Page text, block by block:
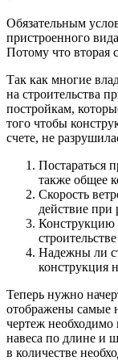
Обязательным
пристроенного
Потому что вторая
Так как многие
на строительства
постройкам,
того чтобы
счете, не
Постараться
также общее
Скорость
действие при
Конструкцию
Надежны ли
конструкция
Теперь нужно
отображены самые
чертеж необходимо
навеса по длине и
в количестве